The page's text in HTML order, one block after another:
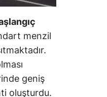
menzil
geniş
oluşturdu.